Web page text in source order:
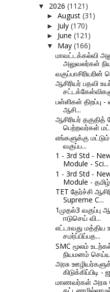
▼ 2026 (1121)
► August (31)
► July (170)
► June (121)
▼ May (166)
மாவட்டக்கல்வி
அலுவலர்கள்
வகுப்பாசிரியரின்
ஆசிரியர் பதவி
பள்ளிகள் திறப்பு -
ஆசி...
ஆசிரியர் தகுதித்
பெற்றவர்கள்
எங்களுக்கு
வகுப்ப...
1 - 3rd Std -
Module - Sci...
1 - 3rd Std -
Module - தமிழ்
TET தேர்ச்சி
Supreme C...
1முதல்3 வகுப்பு
ஈடுசெய் வி...
எட்டாவது மத்திய
சமர்ப்பிப்பத...
SMC மூலம்
நியமனம் செய்ய
அரசு
கிடுக்கிப்பிடி
மாணவர்கள் அரசு